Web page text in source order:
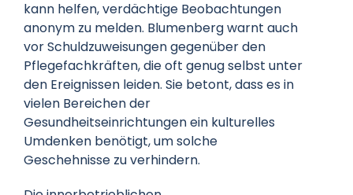
kann helfen, verdächtige Beobachtungen
anonym zu melden. Blumenberg warnt auch
vor Schuldzuweisungen gegenüber den
Pflegefachkräften, die oft genug selbst unter
den Ereignissen leiden. Sie betont, dass es in
vielen Bereichen der
Gesundheitseinrichtungen ein kulturelles
Umdenken benötigt, um solche
Geschehnisse zu verhindern.